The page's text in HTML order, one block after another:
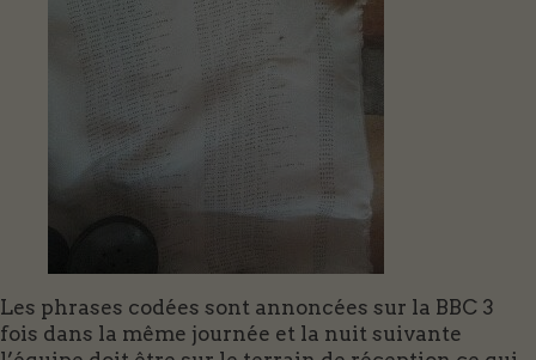
Les phrases codées sont annoncées sur la BBC 3
fois dans la même journée et la nuit suivante